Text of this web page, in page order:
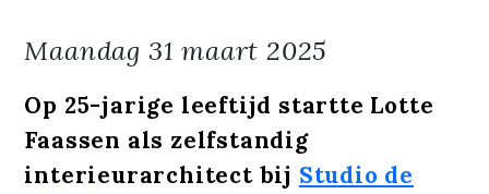
Maandag 31 maart 2025
Op 25-jarige leeftijd startte Lotte
Faassen als zelfstandig
interieurarchitect bij Studio de